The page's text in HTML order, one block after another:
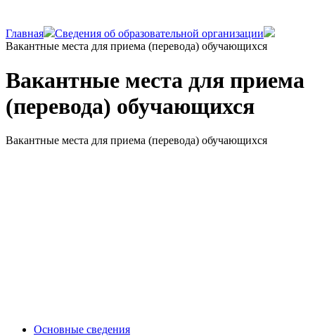
Главная
Сведения об образовательной организации
Вакантные места для приема (перевода) обучающихся
Вакантные места для приема
(перевода) обучающихся
Вакантные места для приема (перевода) обучающихся
Основные сведения